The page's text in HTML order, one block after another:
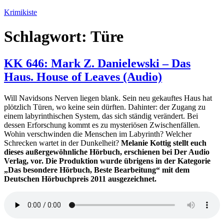
Zum
springen
Krimikiste
Schlagwort: Türe
KK 646: Mark Z. Danielewski – Das
Haus. House of Leaves (Audio)
Will Navidsons Nerven liegen blank. Sein neu gekauftes Haus hat
plötzlich Türen, wo keine sein dürften. Dahinter: der Zugang zu
einem labyrinthischen System, das sich ständig verändert. Bei
dessen Erforschung kommt es zu mysteriösen Zwischenfällen.
Wohin verschwinden die Menschen im Labyrinth? Welcher
Schrecken wartet in der Dunkelheit? Melanie Kottig stellt euch
dieses außergewöhnliche Hörbuch, erschienen bei Der Audio
Verlag, vor. Die Produktion wurde übrigens in der Kategorie
„Das besondere Hörbuch, Beste Bearbeitung“ mit dem
Deutschen Hörbuchpreis 2011 ausgezeichnet.